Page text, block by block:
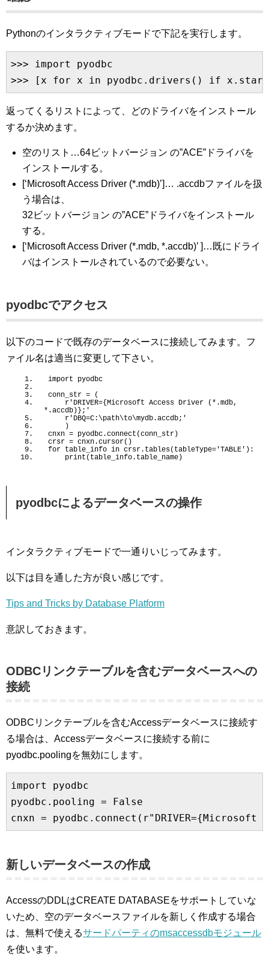
Pythonのインタラクティブモードで下記を実行します。
>>> import pyodbc
>>> [x for x in pyodbc.drivers() if
返ってくるリストによって、どのドライバをインストール
するか決めます。
空のリスト…64ビットバージョン の”ACE”ドライバを
インストールする。
[‘Microsoft Access Driver (*.mdb)’]… .accdbファイルを扱
う場合は、
32ビットバージョン の”ACE”ドライバをインストール
する。
[‘Microsoft Access Driver (*.mdb, *.accdb)’ ]…既にドライ
バはインストールされているので必要ない。
pyodbcでアクセス
以下のコードで既存のデータベースに接続してみます。フ
ァイル名は適当に変更して下さい。
import pyodbc
conn_str =
(
    r
'DRIVER={Microsoft Access Driver (*.mdb,
*.accdb)};'
    r
'DBQ=C:\path\to\mydb.accdb;'
)
cnxn = pyodbc.connect (conn_str )
crsr = cnxn.cursor()
for table_info in crsr. tables( tableType= 'TABLE' ) :
print ( table_info. table_name )
pyodbcによるデータベースの操作
インタラクティブモードで一通りいじってみます。
以下は目を通した方が良い感じです。
Tips and Tricks by Database Platform
意訳しておきます。
ODBCリンクテーブルを含むデータベースへの
接続
ODBCリンクテーブルを含むAccessデータベースに接続す
る場合は、Accessデータベースに接続する前に
pyodbc.poolingを無効にします。
import pyodbc
pyodbc.pooling = False
新しいデータベースの作成
AccessのDDLはCREATE DATABASEをサポートしていな
いため、空のデータベースファイルを新しく作成する場合
は、無料で使えるサードパーティのmsaccessdbモジュール
を使います。